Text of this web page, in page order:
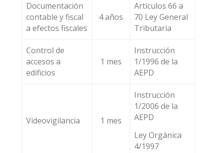
Documentación
contable y fiscal
a efectos fiscales
4 años
Artículos 66 a
70 Ley General
Tributaria
Control de
accesos a
edificios
1 mes
Instrucción
1/1996 de la
AEPD
Videovigilancia 1 mes
Instrucción
1/2006 de la
AEPD
Ley Orgánica
4/1997